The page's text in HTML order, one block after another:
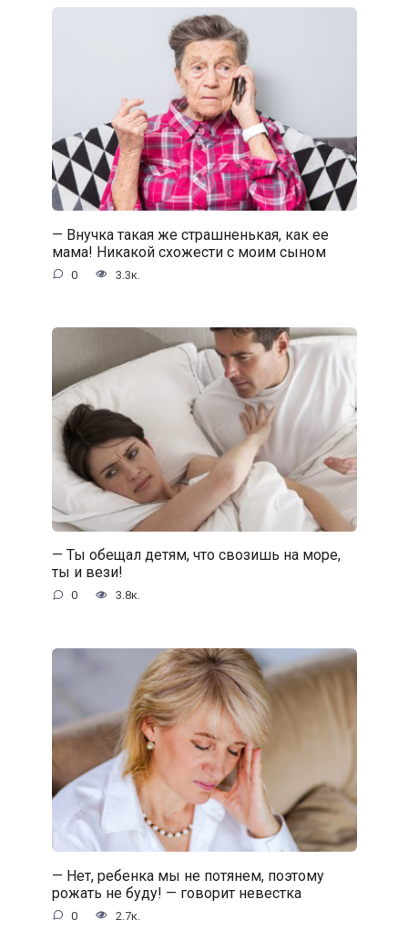
— Внучка такая же страшненькая, как ее
мама! Никакой схожести с моим сыном
0 3.3к.
— Ты обещал детям, что свозишь на море,
ты и вези!
0 3.8к.
— Нет, ребенка мы не потянем, поэтому
рожать не буду! — говорит невестка
0 2.7к.